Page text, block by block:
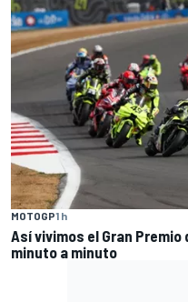
MOTOGP1 h
Así vivimos el Gran Premio
minuto a minuto